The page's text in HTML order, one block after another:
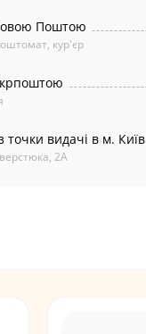
Поштою
кур'єр
точки видачі в м. Київ
2А